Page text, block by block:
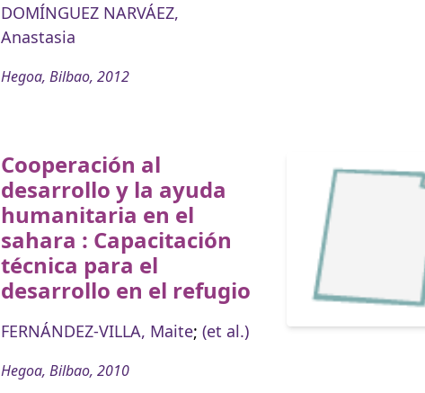
DOMÍNGUEZ NARVÁEZ,
Anastasia
Hegoa, Bilbao, 2012
Cooperación al
desarrollo y la ayuda
humanitaria en el
sahara : Capacitación
técnica para el
desarrollo en el refugio
FERNÁNDEZ-VILLA, Maite; (et al.)
Hegoa, Bilbao, 2010